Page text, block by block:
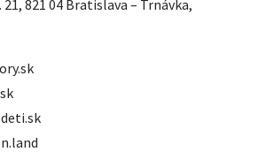
821 04 Bratislava – Trnávka,